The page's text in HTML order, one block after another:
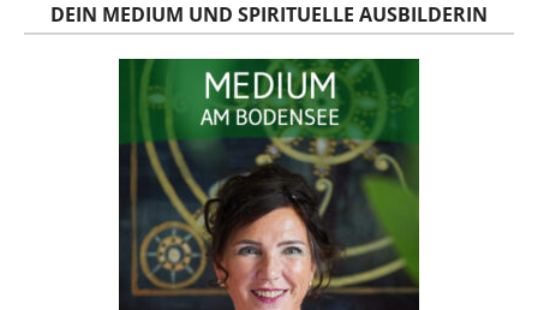
DEIN MEDIUM UND SPIRITUELLE AUSBILDERIN